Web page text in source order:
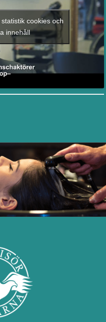
cookies och
innehåll